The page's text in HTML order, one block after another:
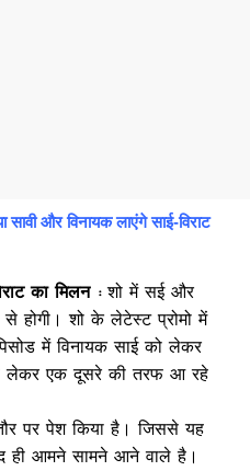
सावी और विनायक लाएंगे साई-विराट
का मिलन :शो में सई और
से होगी। शो के लेटेस्ट प्रोमो में
में विनायक साई को लेकर
लेकर एक दूसरे की तरफ आ रहे
पर पेश किया है। जिससे यह
ही आमने सामने आने वाले है।